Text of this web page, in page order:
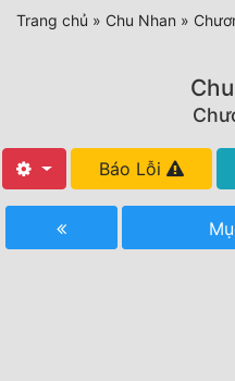
Nhật
(current)
Tất Cả
Trang chủ » Chu Nhan »
Báo Lỗi